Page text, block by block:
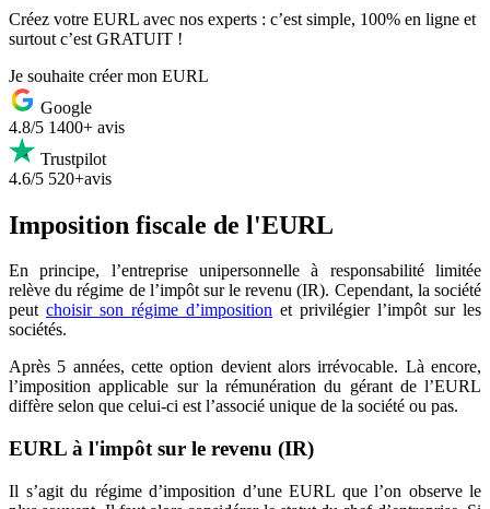
Créez votre EURL avec nos experts : c’est simple, 100% en ligne et
surtout c’est GRATUIT !
Je souhaite créer mon EURL
Google
4.8/5 1400+ avis
Trustpilot
4.6/5 520+avis
Imposition fiscale de l'EURL
En principe, l’entreprise unipersonnelle à responsabilité limitée
relève du régime de l’impôt sur le revenu (IR). Cependant, la société
peut choisir son régime d’imposition et privilégier l’impôt sur les
sociétés.
Après 5 années, cette option devient alors irrévocable. Là encore,
l’imposition applicable sur la rémunération du gérant de l’EURL
diffère selon que celui-ci est l’associé unique de la société ou pas.
EURL à l'impôt sur le revenu (IR)
Il s’agit du régime d’imposition d’une EURL que l’on observe le